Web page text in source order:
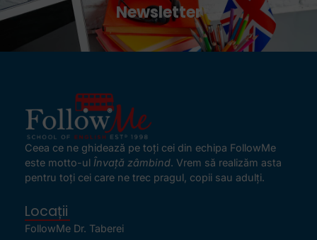
Newsletter
Ceea ce ne ghidează pe toţi cei din echipa FollowMe
este motto-ul Învaţă zâmbind. Vrem să realizăm asta
pentru toţi cei care ne trec pragul, copii sau adulţi.
Locații
FollowMe Dr. Taberei